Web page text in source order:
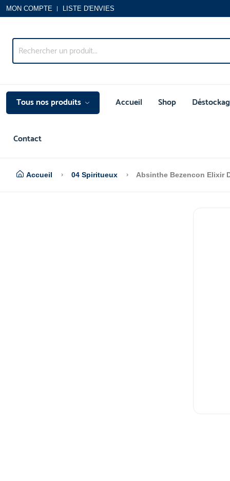
MON COMPTE LISTE D'ENVIES
Tous nos produits Accueil Shop
Contact
Accueil 04 Spiritueux Absinthe Bezencon Elixir